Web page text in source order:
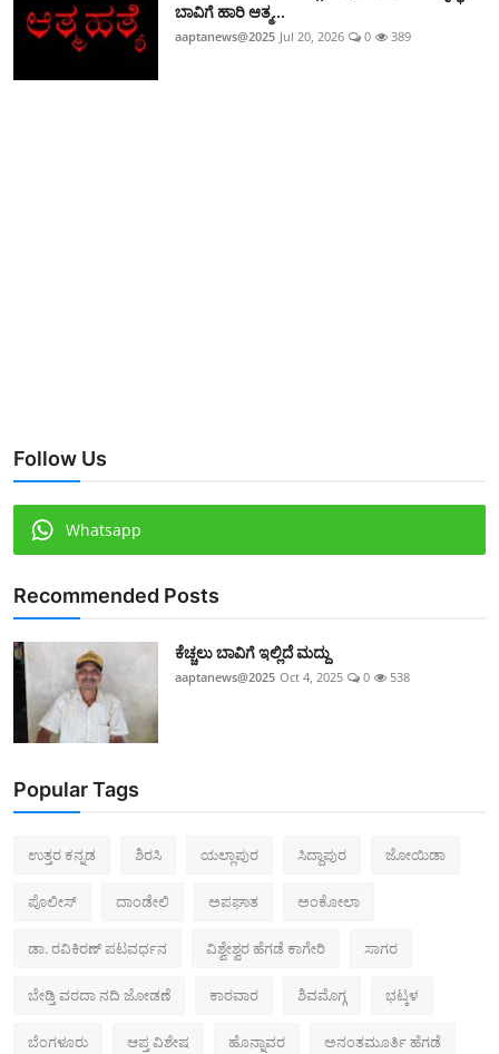
ಬಾವಿಗೆ ಹಾರಿ ಆತ್ಮ...
aaptanews@2025 Jul 20, 2026 0 389
Follow Us
Whatsapp
Recommended Posts
ಕೆಚ್ಚಲು ಬಾವಿಗೆ ಇಲ್ಲಿದೆ ಮದ್ದು
aaptanews@2025 Oct 4, 2025 0 538
Popular Tags
ಉತ್ತರ ಕನ್ನಡ ಶಿರಸಿ ಯಲ್ಲಾಪುರ ಸಿದ್ದಾಪುರ ಜೋಯಿಡಾ
ಪೊಲೀಸ್‌ ದಾಂಡೇಲಿ ಅಪಘಾತ ಅಂಕೋಲಾ
ಡಾ. ರವಿಕಿರಣ್ ಪಟವರ್ಧನ ವಿಶ್ವೇಶ್ವರ ಹೆಗಡೆ ಕಾಗೇರಿ ಸಾಗರ
ಬೇಡ್ತಿ ವರದಾ ನದಿ ಜೋಡಣೆ ಕಾರವಾರ ಶಿವಮೊಗ್ಗ ಭಟ್ಕಳ
ಬೆಂಗಳೂರು ಆಪ್ತ ವಿಶೇಷ ಹೊನ್ನಾವರ ಅನಂತಮೂರ್ತಿ ಹೆಗಡೆ